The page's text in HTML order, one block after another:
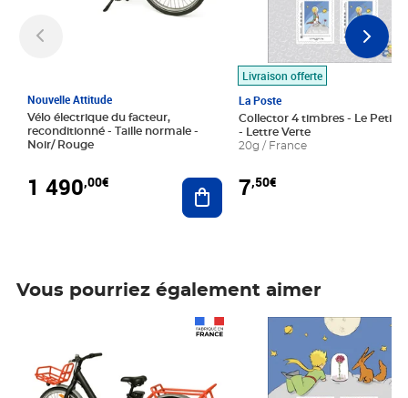
Nouvelle Attitude
Vélo électrique du facteur,
reconditionné - Taille normale -
Noir/ Rouge
1 490,00€ Ajouter au panier
Livraison offerte
La Poste
Collector 4 timbres - Le Petit
- Lettre Verte
20g / France
7,50€
Vous pourriez également aimer
Prix 7,50€